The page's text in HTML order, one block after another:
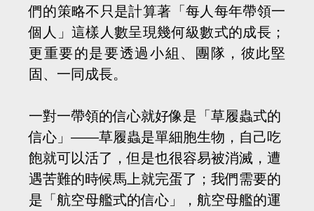
們的策略不只是計算著「每人每年帶領一
個人」這樣人數呈現幾何級數式的成長；
更重要的是要透過小組、團隊，彼此堅
固、一同成長。
一對一帶領的信心就好像是「草履蟲式的
信心」——草履蟲是單細胞生物，自己吃
飽就可以活了，但是也很容易被消滅，遭
遇苦難的時候馬上就完蛋了；我們需要的
是「航空母艦式的信心」，航空母艦的運